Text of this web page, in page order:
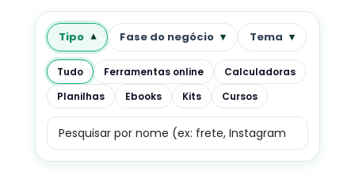
Tipo Fase do negócio Tema
Tudo Ferramentas online
Calculadoras
Planilhas
Ebooks Kits Cursos